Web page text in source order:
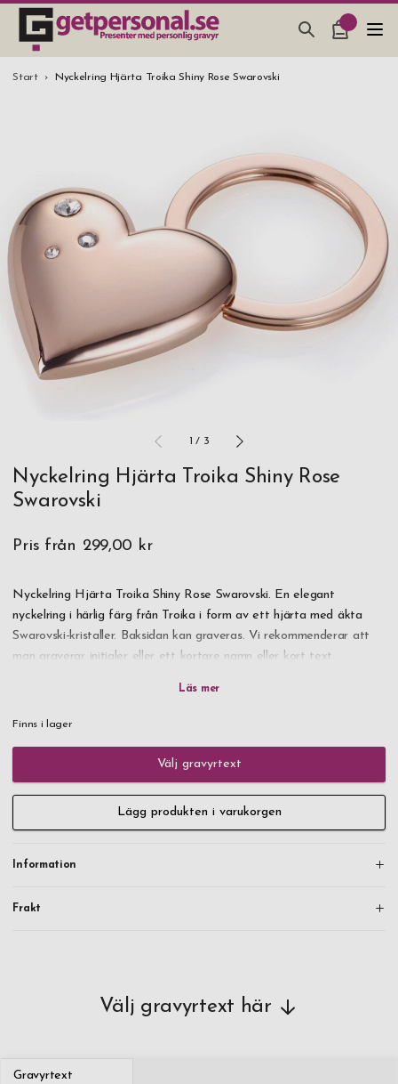
PRESENTER & PRYLAR
BRÖLLOPSPRESENT 2026
STUDENTPRESENT 2026
Start Nyckelring Hjärta Troika Shiny Rose Swarovski
1 / 3
Nyckelring Hjärta Troika Shiny Rose
Swarovski
Pris från 299,00 kr
Nyckelring Hjärta Troika Shiny Rose Swarovski. En elegant
nyckelring i härlig färg från Troika i form av ett hjärta med äkta
Swarovski-kristaller. Baksidan kan graveras. Vi rekommenderar att
man graverar initialer eller ett kortare namn eller kort text.
present.
Levereras i en trevlig förpackning. Snabb leverans, beställ idag.
Finns i lager
Välj gravyrtext
Lägg produkten i varukorgen
Information
Frakt
Välj gravyrtext här
Gravyrtext